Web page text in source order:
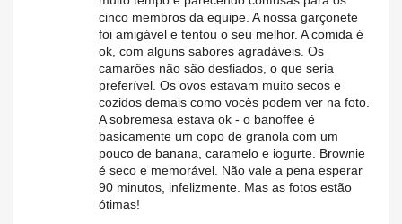
cinco membros da equipe. A nossa garçonete
foi amigável e tentou o seu melhor. A comida é
ok, com alguns sabores agradáveis. Os
camarões não são desfiados, o que seria
preferível. Os ovos estavam muito secos e
cozidos demais como vocês podem ver na foto.
A sobremesa estava ok - o banoffee é
basicamente um copo de granola com um
pouco de banana, caramelo e iogurte. Brownie
é seco e memorável. Não vale a pena esperar
90 minutos, infelizmente. Mas as fotos estão
ótimas!